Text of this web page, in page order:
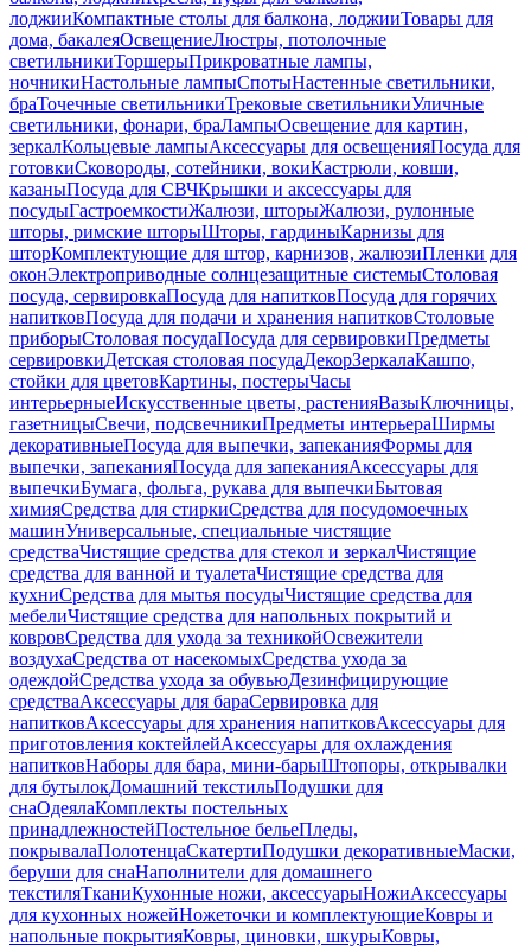
лоджииКомпактные столы для балкона, лоджииТовары для
дома, бакалеяОсвещениеЛюстры, потолочные
светильникиТоршерыПрикроватные лампы,
ночникиНастольные лампыСпотыНастенные светильники,
браТочечные светильникиТрековые светильникиУличные
светильники, фонари, браЛампыОсвещение для картин,
зеркалКольцевые лампыАксессуары для освещенияПосуда для
готовкиСковороды, сотейники, вокиКастрюли, ковши,
казаныПосуда для СВЧКрышки и аксессуары для
посудыГастроемкостиЖалюзи, шторыЖалюзи, рулонные
шторы, римские шторыШторы, гардиныКарнизы для
шторКомплектующие для штор, карнизов, жалюзиПленки для
оконЭлектроприводные солнцезащитные системыСтоловая
посуда, сервировкаПосуда для напитковПосуда для горячих
напитковПосуда для подачи и хранения напитковСтоловые
приборыСтоловая посудаПосуда для сервировкиПредметы
сервировкиДетская столовая посудаДекорЗеркалаКашпо,
стойки для цветовКартины, постерыЧасы
интерьерныеИскусственные цветы, растенияВазыКлючницы,
газетницыСвечи, подсвечникиПредметы интерьераШирмы
декоративныеПосуда для выпечки, запеканияФормы для
выпечки, запеканияПосуда для запеканияАксессуары для
выпечкиБумага, фольга, рукава для выпечкиБытовая
химияСредства для стиркиСредства для посудомоечных
машинУниверсальные, специальные чистящие
средстваЧистящие средства для стекол и зеркалЧистящие
средства для ванной и туалетаЧистящие средства для
кухниСредства для мытья посудыЧистящие средства для
мебелиЧистящие средства для напольных покрытий и
ковровСредства для ухода за техникойОсвежители
воздухаСредства от насекомыхСредства ухода за
одеждойСредства ухода за обувьюДезинфицирующие
средстваАксессуары для бараСервировка для
напитковАксессуары для хранения напитковАксессуары для
приготовления коктейлейАксессуары для охлаждения
напитковНаборы для бара, мини-барыШтопоры, открывалки
для бутылокДомашний текстильПодушки для
снаОдеялаКомплекты постельных
принадлежностейПостельное бельеПледы,
покрывалаПолотенцаСкатертиПодушки декоративныеМаски,
беруши для снаНаполнители для домашнего
текстиляТканиКухонные ножи, аксессуарыНожиАксессуары
для кухонных ножейНожеточки и комплектующиеКовры и
напольные покрытияКовры, циновки, шкурыКовры,